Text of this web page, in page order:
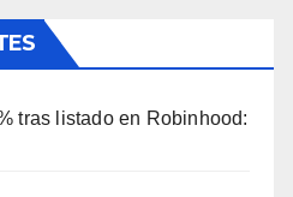
tras listado en Robinhood: